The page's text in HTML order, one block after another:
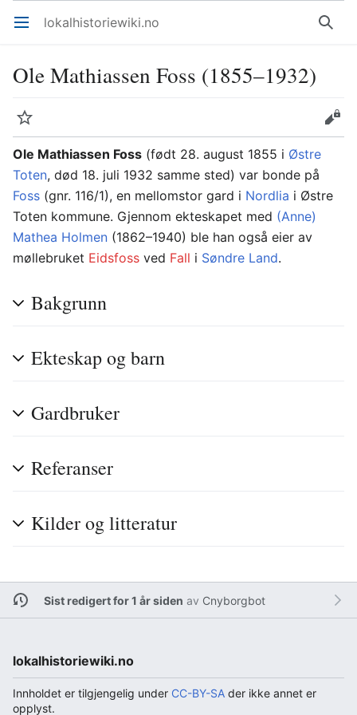
Åpne hovedmenyen lokalhistoriewiki.no Søk
Ole Mathiassen Foss (1855–1932)
Overvåk
Rediger
Ole Mathiassen Foss (født 28. august 1855 i Østre
Toten, død 18. juli 1932 samme sted) var bonde på
Foss (gnr. 116/1), en mellomstor gard i Nordlia i Østre
Toten kommune. Gjennom ekteskapet med (Anne)
Mathea Holmen (1862–1940) ble han også eier av
møllebruket Eidsfoss ved Fall i Søndre Land.
Bakgrunn
Ekteskap og barn
Gardbruker
Referanser
Kilder og litteratur
Sist redigert for 1 år siden av Cnyborgbot
lokalhistoriewiki.no
Innholdet er tilgjengelig under CC-BY-SA der ikke annet er
opplyst.